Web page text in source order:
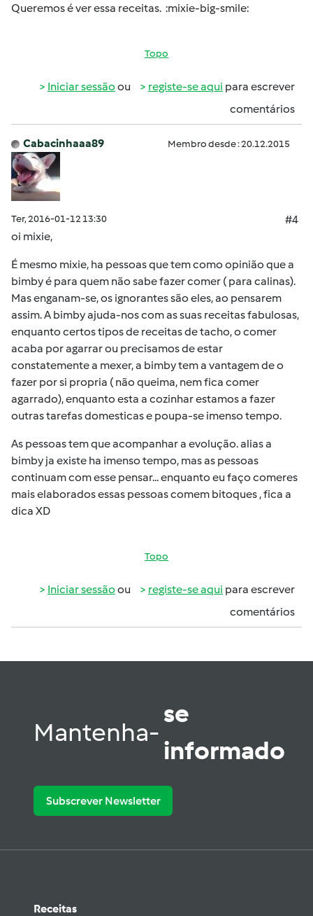
Queremos é ver essa receitas. :mixie-big-smile:
Topo
Iniciar sessão ou registe-se aqui para escrever
comentários
Cabacinhaaa89 Membro desde : 20.12.2015
Ter, 2016-01-12 13:30
#4
oi mixie,
É mesmo mixie, ha pessoas que tem como opinião que a
bimby é para quem não sabe fazer comer ( para calinas).
Mas enganam-se, os ignorantes são eles, ao pensarem
assim. A bimby ajuda-nos com as suas receitas fabulosas,
enquanto certos tipos de receitas de tacho, o comer
acaba por agarrar ou precisamos de estar
constatemente a mexer, a bimby tem a vantagem de o
fazer por si propria ( não queima, nem fica comer
agarrado), enquanto esta a cozinhar estamos a fazer
outras tarefas domesticas e poupa-se imenso tempo.
As pessoas tem que acompanhar a evolução. alias a
bimby ja existe ha imenso tempo, mas as pessoas
continuam com esse pensar... enquanto eu faço comeres
mais elaborados essas pessoas comem bitoques , fica a
dica XD
Topo
Iniciar sessão ou registe-se aqui para escrever
comentários
Mantenha-
se
informado
Subscrever Newsletter
Receitas